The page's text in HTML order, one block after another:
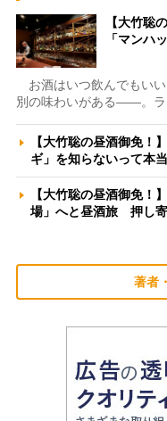
【大竹聡
「マンハ
お酒はいつ飲んでもい
別の味わいがある――。
【大竹聡の昼酒御免！
ギ」を知らないって
【大竹聡の昼酒御免！
場」へと昼酒旅 押し
著者